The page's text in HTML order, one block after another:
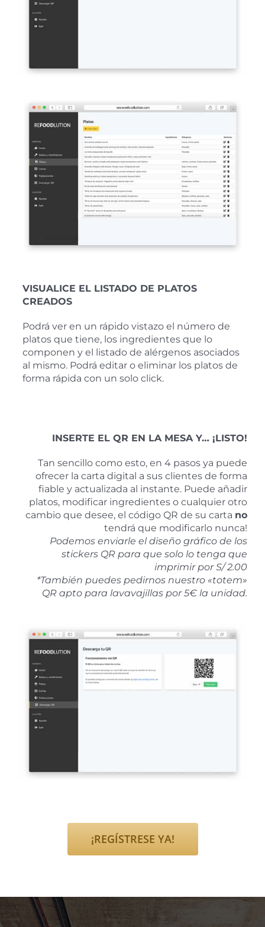
VISUALICE EL LISTADO DE PLATOS
CREADOS
Podrá ver en un rápido vistazo el número de
platos que tiene, los ingredientes que lo
componen y el listado de alérgenos asociados
al mismo. Podrá editar o eliminar los platos de
forma rápida con un solo click.
INSERTE EL QR EN LA MESA Y… ¡LISTO!
Tan sencillo como esto, en 4 pasos ya puede
ofrecer la carta digital a sus clientes de forma
fiable y actualizada al instante. Puede añadir
platos, modificar ingredientes o cualquier otro
cambio que desee, el código QR de su carta no
tendrá que modificarlo nunca!
Podemos enviarle el diseño gráfico de los
stickers QR para que solo lo tenga que
imprimir por S/ 2.00
*También puedes pedirnos nuestro «totem»
QR apto para lavavajillas por 5€ la unidad.
¡REGÍSTRESE YA!